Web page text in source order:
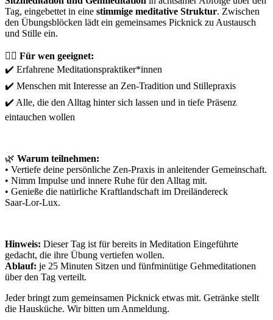
Tag, eingebettet in eine stimmige meditative Struktur. Zwischen
den Übungsblöcken lädt ein gemeinsames Picknick zu Austausch
und Stille ein.
🧘‍♂️ Für wen geeignet:
✔️ Erfahrene Meditationspraktiker*innen
✔️ Menschen mit Interesse an Zen‑Tradition und Stillepraxis
✔️ Alle, die den Alltag hinter sich lassen und in tiefe Präsenz
eintauchen wollen
🌿 Warum teilnehmen:
• Vertiefe deine persönliche Zen‑Praxis in anleitender Gemeinschaft.
• Nimm Impulse und innere Ruhe für den Alltag mit.
• Genieße die natürliche Kraftlandschaft im Dreiländereck
Saar‑Lor‑Lux.
Hinweis: Dieser Tag ist für bereits in Meditation Eingeführte
gedacht, die ihre Übung vertiefen wollen.
Ablauf: je 25 Minuten Sitzen und fünfminütige Gehmeditationen
über den Tag verteilt.
Jeder bringt zum gemeinsamen Picknick etwas mit. Getränke stellt
die Hausküche. Wir bitten um Anmeldung.